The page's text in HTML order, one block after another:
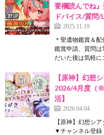
要欄読んでね
ドバイス/質問/
2025.11.19
＊聖遺物鑑賞＆
鑑賞申請、質問は
だいた後は気軽
【原神】幻想
2026/4月度（
活】
2026.04.04
【原神】幻想シ
▼チャンネル登